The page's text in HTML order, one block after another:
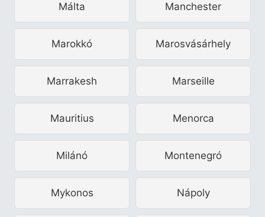
Málta Manchester
Marokkó Marosvásárhely
Marrakesh Marseille
Mauritius Menorca
Milánó Montenegró
Mykonos Nápoly